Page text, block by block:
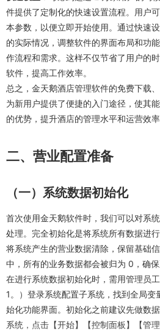
件提供了定制化的快速设置流程。用户
本参数，以便立即开始使用。通过快速
的实际情况，调整软件的界面布局和功
作流程和需求。这样不仅节省了用户的
软件，提高工作效率。
总之，金天鹅酒店管理软件的免费下载
为新用户提供了便捷的入门途径，使其
的优势，提升酒店的管理水平和运营效率
二、营业配置准备
（一）系统数据初始化
首次使用金天鹅软件时，我们可以对系
处理。完全初始化是将系统所有数据进
将系统产生的营业数据清除，保留基础
中，所有的业务数据都会被归为 0，确保
在进行系统数据初始化时，需用管理员
1。）登录系统配置子系统，找到全局
始化功能界面。初始化之前建议先做数
系统，点击【开始】【控制面板】【管